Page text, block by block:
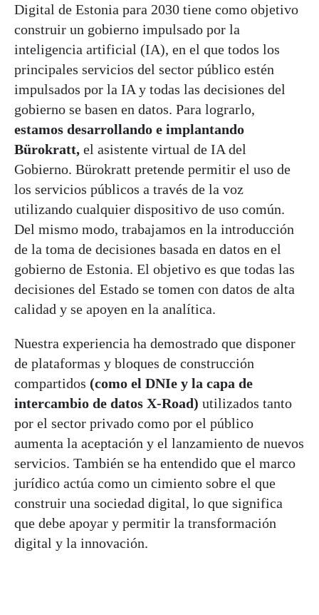
Digital de Estonia para 2030 tiene como objetivo
construir un gobierno impulsado por la
inteligencia artificial (IA), en el que todos los
principales servicios del sector público estén
impulsados por la IA y todas las decisiones del
gobierno se basen en datos. Para lograrlo,
estamos desarrollando e implantando
Bürokratt, el asistente virtual de IA del
Gobierno. Bürokratt pretende permitir el uso de
los servicios públicos a través de la voz
utilizando cualquier dispositivo de uso común.
Del mismo modo, trabajamos en la introducción
de la toma de decisiones basada en datos en el
gobierno de Estonia. El objetivo es que todas las
decisiones del Estado se tomen con datos de alta
calidad y se apoyen en la analítica.
Nuestra experiencia ha demostrado que disponer
de plataformas y bloques de construcción
compartidos (como el DNIe y la capa de
intercambio de datos X-Road) utilizados tanto
por el sector privado como por el público
aumenta la aceptación y el lanzamiento de nuevos
servicios. También se ha entendido que el marco
jurídico actúa como un cimiento sobre el que
construir una sociedad digital, lo que significa
que debe apoyar y permitir la transformación
digital y la innovación.